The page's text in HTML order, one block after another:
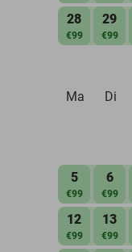
28
€99
29
€99
Ma
Di
5
€99
6
€99
12
€99
13
€99